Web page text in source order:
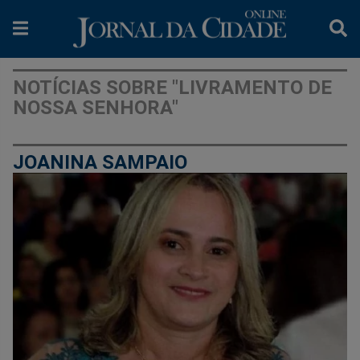
NOTÍCIAS SOBRE "LIVRAMENTO DE
NOSSA SENHORA"
JOANINA SAMPAIO